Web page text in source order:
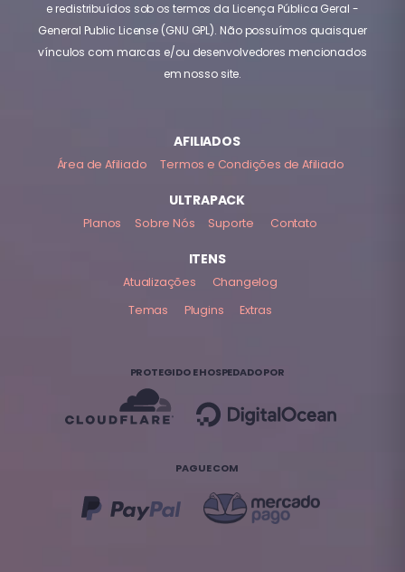
e redistribuídos sob os termos da Licença Pública Geral -
General Public License (GNU GPL). Não possuímos quaisquer
vínculos com marcas e/ou desenvolvedores mencionados
em nosso site.
AFILIADOS
Área de Afiliado Termos e Condições de Afiliado
ULTRAPACK
Planos Sobre Nós Suporte Contato
ITENS
Atualizações
Changelog
Temas
Plugins Extras
PROTEGIDO E HOSPEDADO POR
PAGUE COM